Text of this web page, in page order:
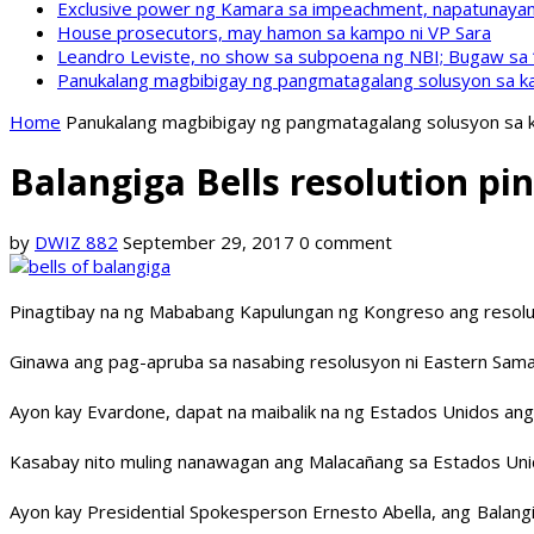
Exclusive power ng Kamara sa impeachment,
House prosecutors, may hamon sa kampo ni VP Sara
Leandro Leviste, no show sa subpoena ng NBI; Bugaw
Panukalang magbibigay ng pangmatagalang solusyon sa
Home Panukalang magbibigay ng pangmatagalang solusyon
Balangiga Bells resolution
by DWIZ 882 September 29, 2017 0 comment
Pinagtibay na ng Mababang Kapulungan ng Kongreso ang
Ginawa ang pag-apruba sa nasabing resolusyon ni Eastern
Ayon kay Evardone, dapat na maibalik na ng Estados Unidos
Kasabay nito muling nanawagan ang Malacañang sa Estados
Ayon kay Presidential Spokesperson Ernesto Abella, ang